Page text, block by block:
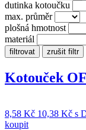
dutinka kotoučku
max. průměr
plošná hmotnost
materiál
Kotouček
8,58 Kč 10,38 Kč s
koupit